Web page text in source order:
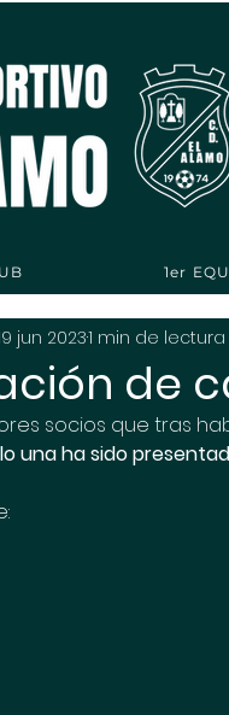
1er
de
jun 20231 min de lectura
socios que tras
una ha sido